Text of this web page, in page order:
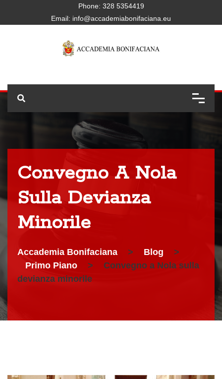
Phone: 328 5354419
Email: info@accademiabonifaciana.eu
Convegno A Nola
Sulla Devianza
Minorile
Accademia Bonifaciana > Blog
>
Primo Piano
>
Convegno a Nola sulla
devianza minorile